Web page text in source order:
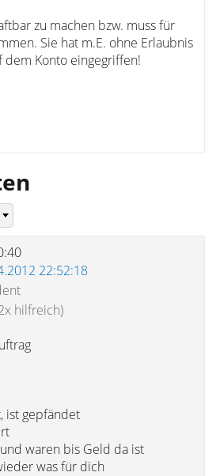
zu machen bzw. muss für
Sie hat m.E. ohne Erlaubnis
dem Konto eingegriffen!
22:52:18
hilfreich)
ist gepfändet
waren bis Geld da ist
was für dich